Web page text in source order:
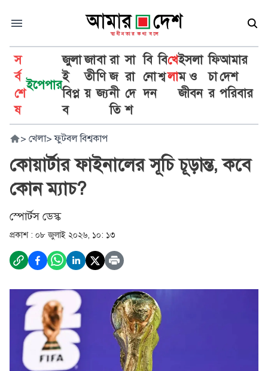
স
র্ব
শে
ষ
ইপেপার
জুলা
ই
বিপ্ল
ব
জা
তী
য়
বা
ণি
জ্য
রা
জ
নী
তি
সা
রা
দে
শ
বি
নো
দন
বি
শ্ব
খে
লা
ইসলা
ম ও
জীবন
ফি
চা
র
আমার
দেশ
পরিবার
> খেলা> ফুটবল বিশ্বকাপ
কোয়ার্টার ফাইনালের সূচি চূড়ান্ত, কবে
কোন ম্যাচ?
স্পোর্টস ডেস্ক
প্রকাশ : ০৮ জুলাই ২০২৬, ১০: ১৩